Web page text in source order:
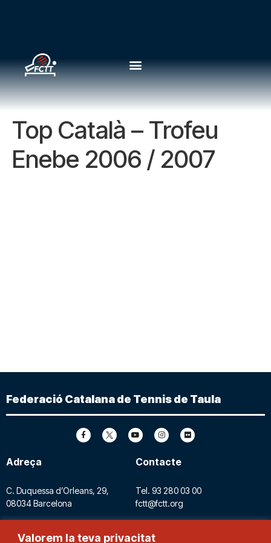
Valorem la teva privacitat
Top Català – Trofeu
Enebe 2006 / 2007
Federació Catalana de Tennis de Taula
Adreça
C. Duquessa d’Orleans, 29,
08034 Barcelona
Contacte
Tel. 93 280 03 00
fctt@fctt.org